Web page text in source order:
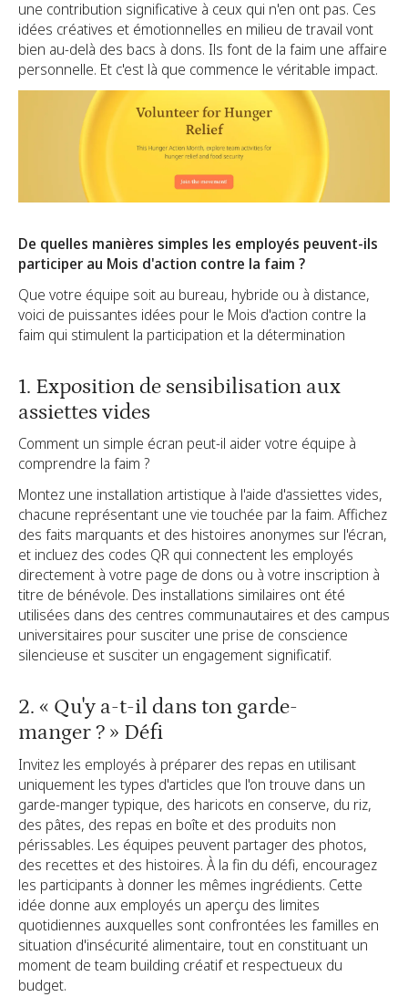
une contribution significative à ceux qui n'en ont pas. Ces
idées créatives et émotionnelles en milieu de travail vont
bien au-delà des bacs à dons. Ils font de la faim une affaire
personnelle. Et c'est là que commence le véritable impact.
De quelles manières simples les employés peuvent-ils
participer au Mois d'action contre la faim ?
Que votre équipe soit au bureau, hybride ou à distance,
voici de puissantes idées pour le Mois d'action contre la
faim qui stimulent la participation et la détermination
1. Exposition de sensibilisation aux
assiettes vides
Comment un simple écran peut-il aider votre équipe à
comprendre la faim ?
Montez une installation artistique à l'aide d'assiettes vides,
chacune représentant une vie touchée par la faim. Affichez
des faits marquants et des histoires anonymes sur l'écran,
et incluez des codes QR qui connectent les employés
directement à votre page de dons ou à votre inscription à
titre de bénévole. Des installations similaires ont été
utilisées dans des centres communautaires et des campus
universitaires pour susciter une prise de conscience
silencieuse et susciter un engagement significatif.
2. « Qu'y a-t-il dans ton garde-
manger ? » Défi
Invitez les employés à préparer des repas en utilisant
uniquement les types d'articles que l'on trouve dans un
garde-manger typique, des haricots en conserve, du riz,
des pâtes, des repas en boîte et des produits non
périssables. Les équipes peuvent partager des photos,
des recettes et des histoires. À la fin du défi, encouragez
les participants à donner les mêmes ingrédients. Cette
idée donne aux employés un aperçu des limites
quotidiennes auxquelles sont confrontées les familles en
situation d'insécurité alimentaire, tout en constituant un
moment de team building créatif et respectueux du
budget.